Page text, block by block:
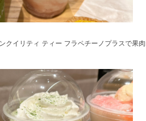
クイリティ ティー フラペチーノプラスで果